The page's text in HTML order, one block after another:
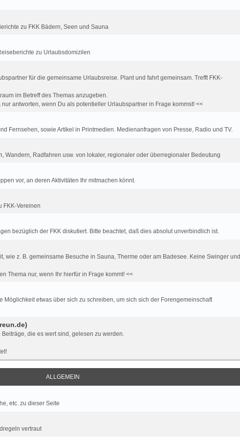
zu FKK Bädern, Seen und Sauna
zu Urlaubsdomizilen
für die gemeinsame Urlaubsreise. Plant und fahrt gemeinsam. Trefft FKK-
im Betreff des Themas anzugeben.
antworten, wenn Du als potentieller Urlaubspartner in Frage kommst! <<
Fernsehen, sowie Artikel in Printmedien. Medienanfragen von Presse, Radio und TV.
Wandern, Radfahren usw. von lokaler, regionaler oder überregionaler Bedeutung
vor, an deren Aktivitäten Ihr mitmachen könnt.
FKK-Vereinen
bezüglich der FKK diskutiert. Bitte beachtet, daß dies absolut unverbindlich ist.
wie z. B. gemeinsame Besuche in Sauna, Therme oder am Badesee. Keine Swinger und
Thema nur, wenn Ihr hierfür in Frage kommt! <<
Möglichkeit etwas über sich zu schreiben, um sich sich der Forengemeinschaft
die es wert sind, gelesen zu werden.
ALLGEMEIN
etc. zu dieser Seite
vertraut